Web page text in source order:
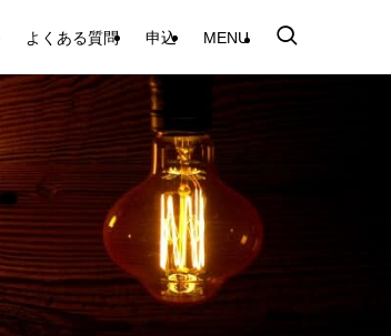
よくある質問 申込 MENU